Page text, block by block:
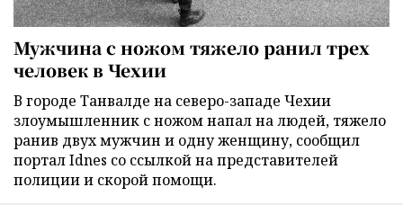
Мужчина с ножом тяжело ранил трех
человек в Чехии
В городе Танвалде на северо-западе Чехии
злоумышленник с ножом напал на людей, тяжело
ранив двух мужчин и одну женщину, сообщил
портал Idnes со ссылкой на представителей
полиции и скорой помощи.